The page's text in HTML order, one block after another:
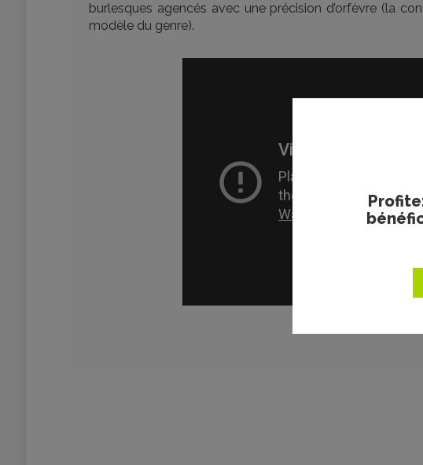
burlesques agencés avec une précision d’orfèvre (la
modèle du genre).